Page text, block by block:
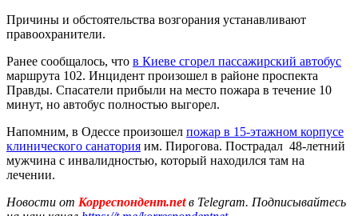
Причины и обстоятельства возгорания устанавливают
правоохранители.
Ранее сообщалось, что в Киеве сгорел пассажирский автобус
маршрута 102. Инцидент произошел в районе проспекта
Правды. Спасатели прибыли на место пожара в течение 10
минут, но автобус полностью выгорел.
Напомним, в Одессе произошел пожар в 15-этажном корпусе
клинического санатория им. Пирогова. Пострадал 48-летний
мужчина с инвалидностью, который находился там на
лечении.
Новости от Корреспондент.netв Telegram. Подписывайтесь